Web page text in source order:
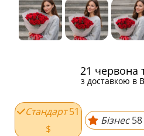
21 червона
з доставкою в
Стандарт 51
$
Бізнес